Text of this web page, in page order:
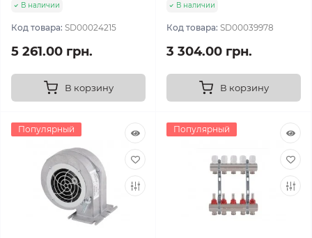
В наличии
Код товара: SD00024215
5 261.00 грн.
В корзину
В наличии
Код товара: SD00039978
3 304.00 грн.
В корзину
Популярный Популярный